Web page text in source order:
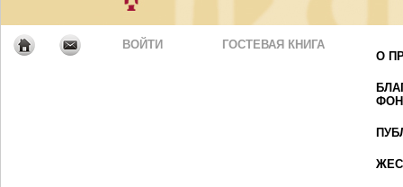
ВОЙТИ
ГОСТЕВАЯ КНИГА
О